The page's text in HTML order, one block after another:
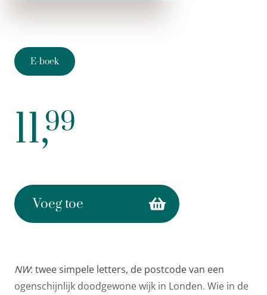
E-boek
11,99
Voeg toe
NW: twee simpele letters, de postcode van een
ogenschijnlijk doodgewone wijk in Londen. Wie in de